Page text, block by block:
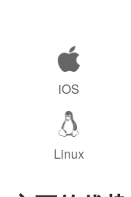
iOS
Linux